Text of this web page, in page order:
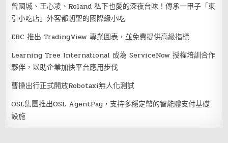
曾國城、王心凌、Roland 私下也愛的深夜台味！傳承一甲子「東
引小吃店」外客都朝聖的國際級小吃
EBC 推出 TradingView 專業圖表，並免費提供高級指標
Learning Tree International 成為 ServiceNow 授權培訓合作
夥伴，以助企業加快平台應用步伐
曹操出行正式開放Robotaxi無人化測試
OSL集團推出OSL AgentPay，支持多穩定幣的智能體支付基礎
設施